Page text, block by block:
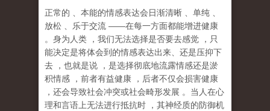
正常的 、本能的情感表达会日渐清晰 、单纯
放松
、乐于交流 ——在每一方面都能增进健康
。身为人类
，我们无法选择是否要去感觉
，只
能决定是将体会到的情感表达出来、还是压抑下
去
，也就是说 ， 是选择彻底地流露情感还是淤
积情感
，前者有益健康
，后者不仅会损害健康
，还会导致社会冲突或社会畸形发展 。当人在心
理和言语上无法进行抵抗时
，其神经质的防御机